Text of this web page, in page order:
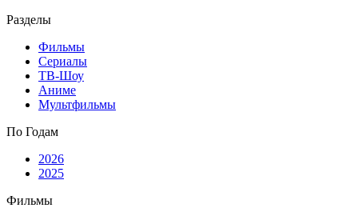
Разделы
Фильмы
Сериалы
ТВ-Шоу
Аниме
Мультфильмы
По Годам
2026
2025
Фильмы